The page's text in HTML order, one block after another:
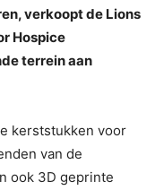
verkoopt de Lions
Hospice
terrein aan
kerststukken voor
van de
ook 3D geprinte